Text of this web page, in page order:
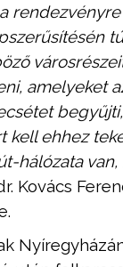
amelyeket
ehhez
hálózata
Kovács